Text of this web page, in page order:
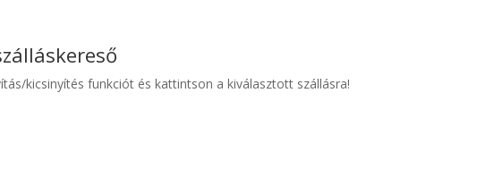
kicsinyítés funkciót és kattintson a kiválasztott szállásra!